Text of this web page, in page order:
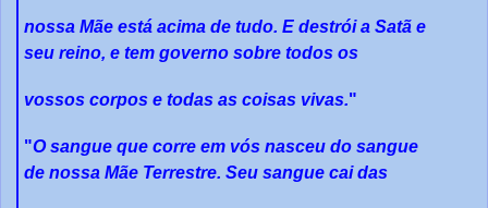
nossa Mãe está acima de tudo. E destrói a Satã e
seu reino, e tem governo sobre todos os
vossos corpos e todas as coisas vivas."
"O sangue que corre em vós nasceu do sangue
de nossa Mãe Terrestre. Seu sangue cai das